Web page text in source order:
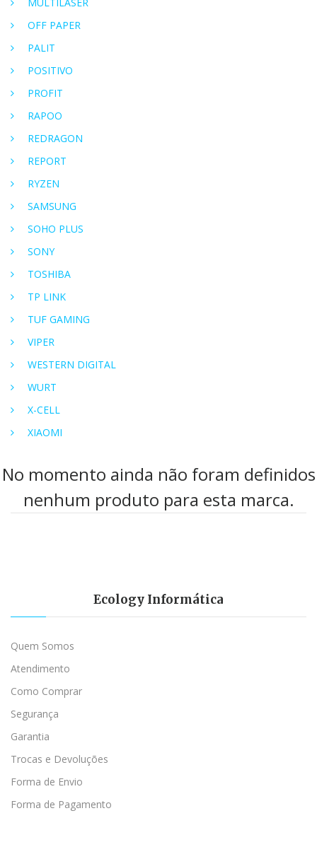
OFF PAPER
PALIT
POSITIVO
PROFIT
RAPOO
REDRAGON
REPORT
RYZEN
SAMSUNG
SOHO PLUS
SONY
TOSHIBA
TP LINK
TUF GAMING
VIPER
WESTERN DIGITAL
WURT
X-CELL
XIAOMI
No momento ainda não foram definidos
nenhum produto para esta marca.
Ecology Informática
Quem Somos
Atendimento
Como Comprar
Segurança
Garantia
Trocas e Devoluções
Forma de Envio
Forma de Pagamento